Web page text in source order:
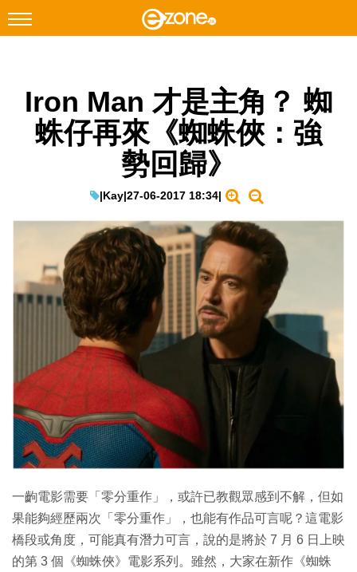
Facebook Instagram
科技焦點
教學評測
IT Times
生成式AI與雲端應用
Enterprise Digital Transformation
特集
Iron Man 才是主角？ 蜘
蛛仔再來《蜘蛛俠：強
勢回歸》
|Kay|27-06-2017 18:34|
一齣電影需要「零分重作」，或許已教觀眾感到不解，但如
果能夠經歷兩次「零分重作」，也能有作品可言呢？這電影
橋段或角度，可能真有潛力可言，說的是將於 7 月 6 日上映
的第 3 個《蜘蛛俠》電影系列。雖然，大家在新作《蜘蛛